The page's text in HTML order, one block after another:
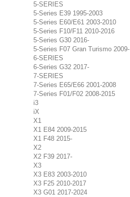
5-SERIES
5-Series E39 1995-2003
5-Series E60/E61 2003-2010
5-Series F10/F11 2010-2016
5-Series G30 2016-
5-Series F07 Gran Turismo 2009-
6-SERIES
6-Series G32 2017-
7-SERIES
7-Series E65/E66 2001-2008
7-Series F01/F02 2008-2015
i3
iX
X1
X1 E84 2009-2015
X1 F48 2015-
X2
X2 F39 2017-
X3
X3 E83 2003-2010
X3 F25 2010-2017
X3 G01 2017-2024